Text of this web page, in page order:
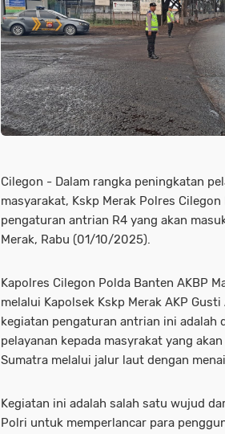
Cilegon - Dalam rangka peningkatan
masyarakat, Kskp Merak Polres
pengaturan antrian R4 yang akan
Merak, Rabu (01/10/2025).
Kapolres Cilegon Polda Banten AKBP
melalui Kapolsek Kskp Merak AKP
kegiatan pengaturan antrian ini adalah
pelayanan kepada masyrakat yang
Sumatra melalui jalur laut dengan
Kegiatan ini adalah salah satu wujud
Polri untuk memperlancar para